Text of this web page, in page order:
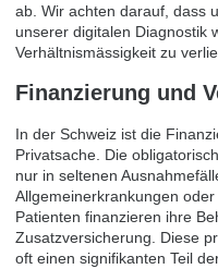
ab. Wir achten darauf, dass
unserer digitalen Diagnostik
Verhältnismässigkeit zu
Finanzierung und
In der Schweiz ist die
Privatsache. Die
nur in seltenen
Allgemeinerkrankungen
Patienten finanzieren ihre
Zusatzversicherung. Diese
oft einen signifikanten Teil